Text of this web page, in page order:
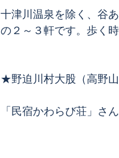
十津川温泉を除く、谷
の２～３軒です。歩く
★野迫川村大股（高野山
「民宿かわらび荘」さん